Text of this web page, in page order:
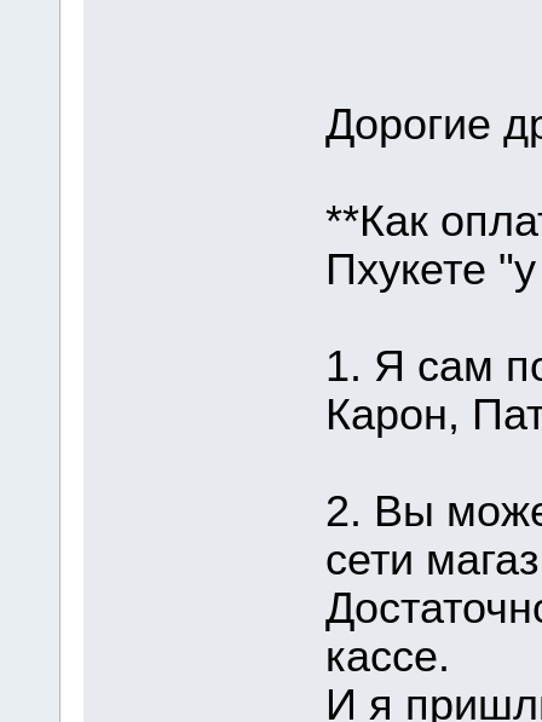
Дорогие
**Как
Пхукете
1. Я сам
Карон,
2. Вы
сети
кассе.
И я